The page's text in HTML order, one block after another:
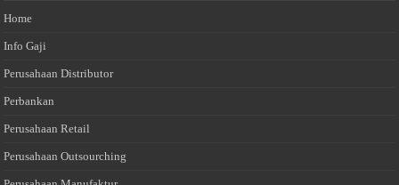
Home
Info Gaji
Perusahaan Distributor
Perbankan
Perusahaan Retail
Perusahaan Outsourching